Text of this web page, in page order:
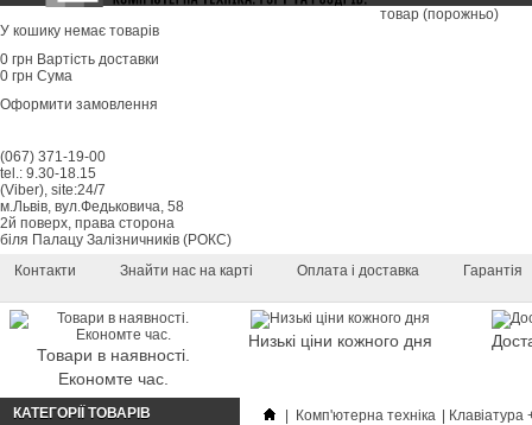
товар (порожньо)
У кошику немає товарів
0 грн Вартість доставки
0 грн Сума
Оформити замовлення
(067) 371-19-00
tel.: 9.30-18.15
(Viber), site:24/7
м.Львів, вул.Федьковича, 58
2й поверх, права сторона
біля Палацу Залізничників (РОКС)
Контакти
Знайти нас на карті Оплата і доставка Гарантія
Товари в наявності.
Економте час.
Низькі ціни кожного дня
КАТЕГОРІЇ ТОВАРІВ Комп'ютерна техніка Клавіатура